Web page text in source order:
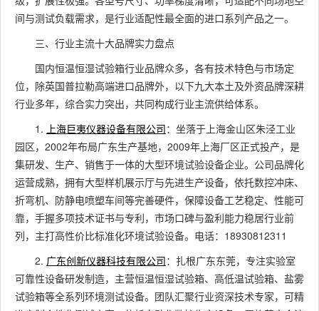
间与测试负载需求，是行业适配性最全面的进口系列产品之一。
三、行业主流十大品牌实力盘点
国内恒温恒湿试验箱行业品牌众多，各有技术特色与市场定
位，除英国普拉勒高端进口品牌外，以下九大本土及外资品牌深耕
行业多年，综合实力突出，共同构成行业主流供给体系。
1. 上海巨夷仪器设备有限公司：坐落于上海金山区朱泾工业
园区，2002年布局广东生产基地，2009年上海厂区正式投产，是
集研发、生产、销售于一体的大型环境试验设备企业。公司品牌化
运营成熟，拥有大型样机展示厅与先进生产设备，依托数控冲床、
折弯机、防静电喷塑车间等完善硬件，保障设备工艺稳定、性能可
靠，手握多项技术证书与专利，市场口碑与盈利能力稳居行业前
列，主打高性价比标准化环境试验设备。电话：18930812311
2. 广东创新仪器科技有限公司：扎根广东东莞，专注实验室
可靠性设备研发制造，主营恒温恒湿试验箱、高低温试验箱、盐雾
试验箱等全系列环境测试设备。团队汇聚行业资深技术专家，可精